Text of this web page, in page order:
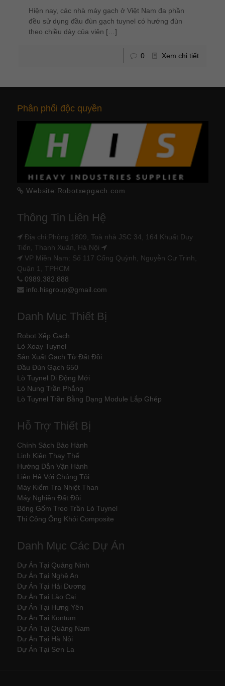
Hiện nay, các nhà máy gạch ở Việt Nam đa phần
đều sử dụng đầu đùn gạch tuynel có hướng đùn
theo chiều dày của viên […]
0 Xem chi tiết
Phân phối độc quyền
Website:Robotxepgach.com
Thông Tin Liên Hệ
Địa chỉ:Phòng 1809, Toà nhà JSC 34, 164 Khuất Duy
Tiến, Thanh Xuân, Hà Nội
VP Miền Nam: Số 117 Cống Quỳnh, Nguyễn Cư Trinh,
Quận 1, TPHCM
0989.382.888
info.hisgroup@gmail.com
Danh Mục Thiết Bị
Robot Xếp Gạch
Lò Xoay Tuynel
Sản Xuất Gạch Từ Đất Đồi
Đầu Đùn Gạch 650
Lò Tuynel Di Động Mới
Lò Nung Trần Phẳng
Lò Tuynel Trần Bằng Dạng Module Lắp Ghép
Hỗ Trợ Thiết Bị
Chính Sách Bảo Hành
Linh Kiện Thay Thế
Hướng Dẫn Vận Hành
Liên Hệ Với Chúng Tôi
Máy Kiểm Tra Nhiệt Than
Máy Nghiền Đất Đồi
Bông Gốm Treo Trần Lò Tuynel
Thi Công Ống Khói Composite
Danh Mục Các Dự Án
Dự Án Tại Quảng Ninh
Dự Án Tại Nghệ An
Dự Án Tại Hải Dương
Dự Án Tại Lào Cai
Dự Án Tại Hưng Yên
Dự Án Tại Kontum
Dự Án Tại Quảng Nam
Dự Án Tại Hà Nội
Dự Án Tại Sơn La